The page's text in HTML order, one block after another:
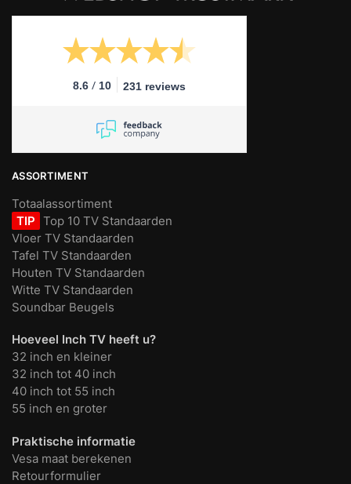
8.6 / 10 231 reviews
ASSORTIMENT
Totaalassortiment
TIP Top 10 TV Standaarden
Vloer TV Standaarden
Tafel TV Standaarden
Houten TV Standaarden
Witte TV Standaarden
Soundbar Beugels
Hoeveel Inch TV heeft u?
32 inch en kleiner
32 inch tot 40 inch
40 inch tot 55 inch
55 inch en groter
Praktische informatie
Vesa maat berekenen
Retourformulier